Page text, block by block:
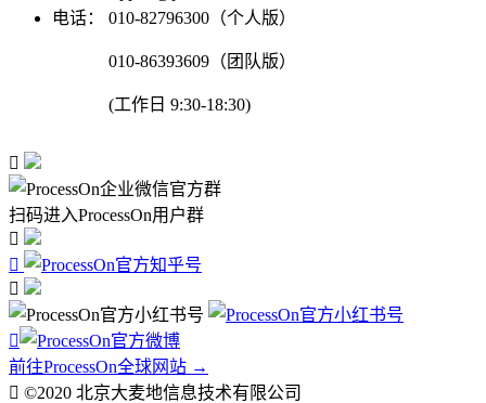
电话：
010-82796300（个人版）
010-86393609（团队版）
(工作日 9:30-18:30)

扫码进入ProcessOn用户群




前往ProcessOn全球网站 →
 ©2020 北京大麦地信息技术有限公司